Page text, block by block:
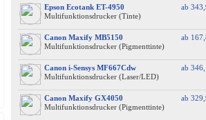
ab
Epson Ecotank ET-4950
Multifunktionsdrucker (Tinte)
ab
Canon Maxify MB5150
Multifunktionsdrucker (Pigmenttinte)
ab
Canon i-Sensys MF667Cdw
Multifunktionsdrucker (Laser/LED)
ab
Canon Maxify GX4050
Multifunktionsdrucker (Pigmenttinte)